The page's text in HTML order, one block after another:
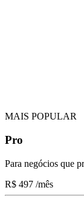
MAIS POPULAR
Pro
Para negócios que
R$ 497 /mês